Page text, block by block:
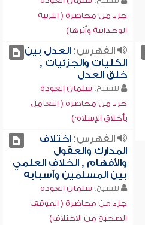
جزء من محاضرة ( التربية
الوجدانية وأثرها)
الفهرس:العدل بين
الكليات والجزئيات ,
خلق العدل
للشيخ: سلمان العودة
جزء من محاضرة ( التعامل
بأخلاق الإسلام)
الفهرس:اختلاف
المدارك والعقول
والأفهام , الخلاف العلمي
بين المسلمين وأسبابه
للشيخ: سلمان العودة
جزء من محاضرة ( الموقف
الصحيح من الاختلاف)